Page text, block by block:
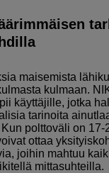
maisemista
kulmaan.
käyttäjille, jotka
tarinoita
polttoväli on 17-
ottaa
joihin mahtuu
mittasuhteilla.